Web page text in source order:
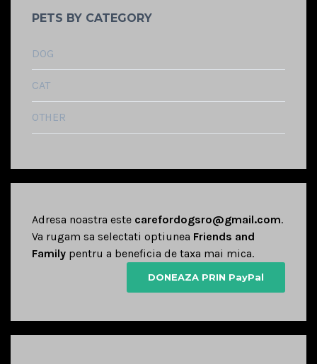
PETS BY CATEGORY
DOG
CAT
OTHER
Adresa noastra este carefordogsro@gmail.com.
Va rugam sa selectati optiunea Friends and
Family pentru a beneficia de taxa mai mica.
DONEAZA PRIN PayPal